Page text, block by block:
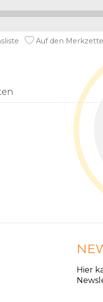
Auf den Merkzettel
Hier